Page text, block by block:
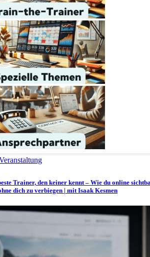
Trainer, den keiner kennt – Wie du online
dich zu verbiegen | mit Isaak Kesmen